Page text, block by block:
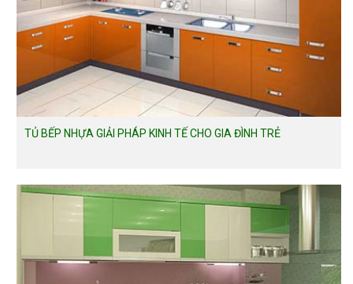
TỦ BẾP NHỰA GIẢI PHÁP KINH TẾ CHO GIA ĐÌNH TRẺ